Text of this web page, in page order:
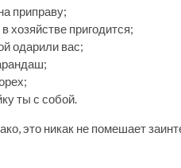
приправу;
хозяйстве пригодится;
одарили вас;
ты с собой.
это никак не помешает